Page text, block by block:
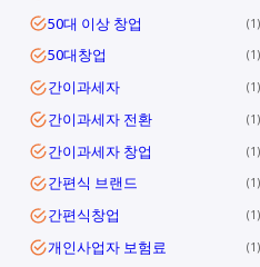
50대 이상 창업 1
50대창업 1
간이과세자 1
간이과세자 전환 1
간이과세자 창업 1
간편식 브랜드 1
간편식창업 1
개인사업자 보험료 1